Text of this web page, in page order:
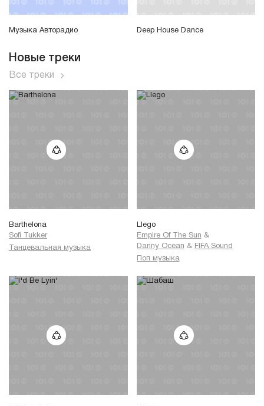
Музыка Авторадио Deep House Dance
Новые треки
Все треки
Barthelona
Sofi Tukker
Танцевальная музыка
Llego
Empire Of The Sun &
Danny Ocean & FIFA Sound
Поп музыка